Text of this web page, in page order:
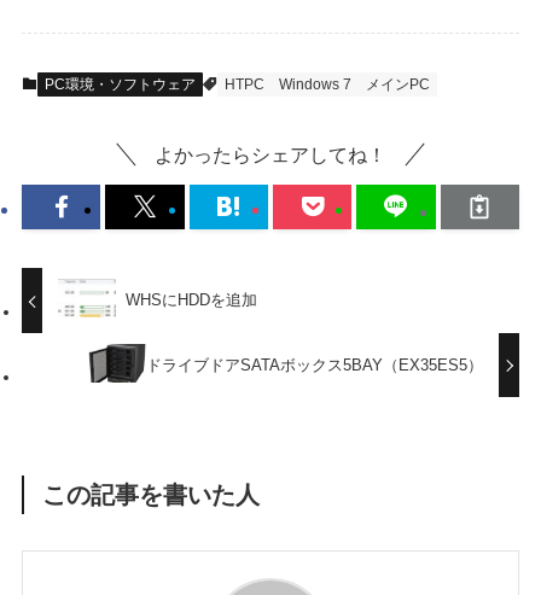
PC環境・ソフトウェア HTPC Windows 7 メインPC
よかったらシェアしてね！
WHSにHDDを追加
ドライブドアSATAボックス5BAY（EX35ES5）
この記事を書いた人